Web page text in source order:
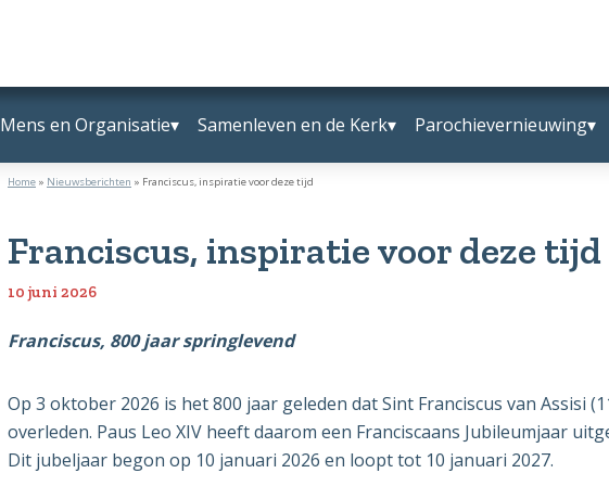
Mens en Organisatie Samenleven en de Kerk Parochievernieuwing
Home » Nieuwsberichten » Franciscus, inspiratie voor deze tijd
Franciscus, inspiratie voor deze tijd
10 juni 2026
Franciscus, 800 jaar springlevend
Op 3 oktober 2026 is het 800 jaar geleden dat Sint Franciscus van Assisi
overleden. Paus Leo XIV heeft daarom een Franciscaans Jubileumjaar
Dit jubeljaar begon op 10 januari 2026 en loopt tot 10 januari 2027.